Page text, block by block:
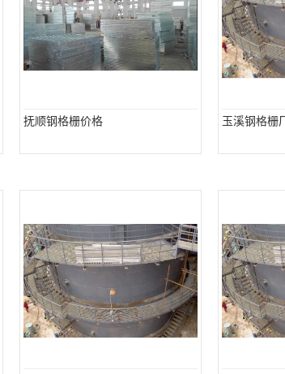
抚顺钢格栅价格 玉溪钢格栅厂